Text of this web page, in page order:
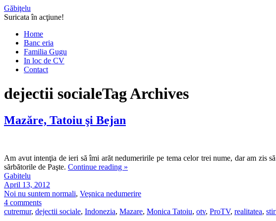
Găbiţelu
Suricata în acţiune!
Home
Banc eria
Familia Gugu
In loc de CV
Contact
dejectii socialeTag Archives
Mazăre, Tatoiu şi Bejan
Am avut intenţia de ieri să îmi arăt nedumeririle pe tema celor trei nume, dar am zis
sărbătorile de Paşte. Continue reading »
Gabitelu
April 13, 2012
Noi nu suntem normali, Veşnica nedumerire
4 comments
cutremur, dejectii sociale, Indonezia, Mazare, Monica Tatoiu, otv, ProTV, realitatea,